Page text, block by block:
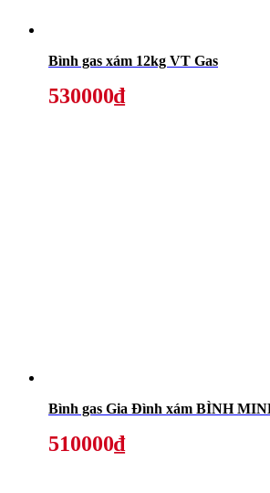
Bình gas xám 12kg VT Gas
530000₫
Bình gas Gia Đình xám BÌNH
510000₫